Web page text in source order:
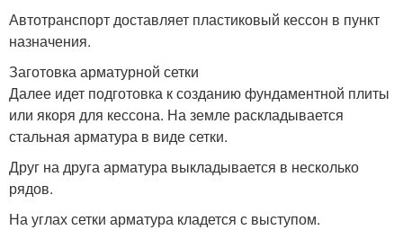
Автотранспорт доставляет пластиковый кессон в пункт
назначения.
Заготовка арматурной сетки
Далее идет подготовка к созданию фундаментной плиты
или якоря для кессона. На земле раскладывается
стальная арматура в виде сетки.
Друг на друга арматура выкладывается в несколько
рядов.
На углах сетки арматура кладется с выступом.